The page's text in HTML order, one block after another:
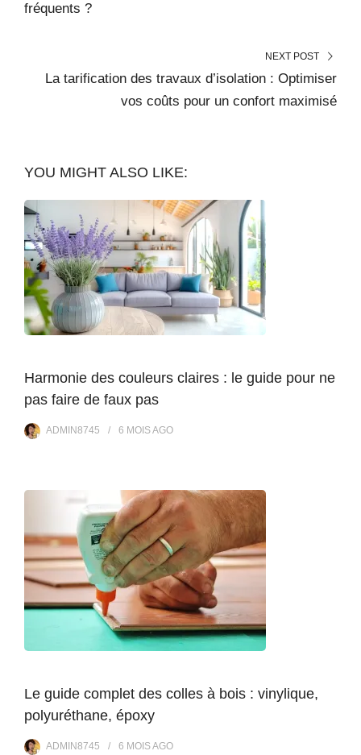
fréquents ?
NEXT POST
La tarification des travaux d’isolation : Optimiser
vos coûts pour un confort maximisé
YOU MIGHT ALSO LIKE:
Harmonie des couleurs claires : le guide pour ne
pas faire de faux pas
ADMIN8745 6 MOISAGO
Le guide complet des colles à bois : vinylique,
polyuréthane, époxy
ADMIN8745 6 MOISAGO